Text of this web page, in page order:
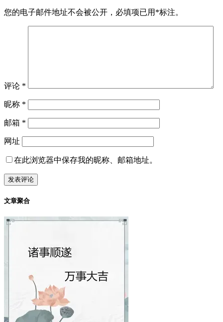
您的电子邮件地址不会被公开， 必填项已用 *标注。
评论 *
昵称 *
邮箱 *
网址
在此浏览器中保存我的昵称、邮箱地址。
文章聚合